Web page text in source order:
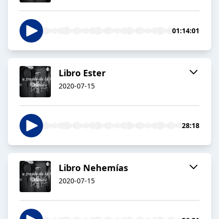
01:14:01
Libro Ester
2020-07-15
28:18
Libro Nehemías
2020-07-15